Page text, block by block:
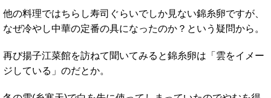
他の料理ではちらし寿司ぐらいでしか見ない錦糸卵ですが、
なぜ冷やし中華の定番の具になったのか？という疑問から。
再び揚子江菜館を訪ねて聞いてみると錦糸卵は「雲をイメー
ジしている」のだとか。